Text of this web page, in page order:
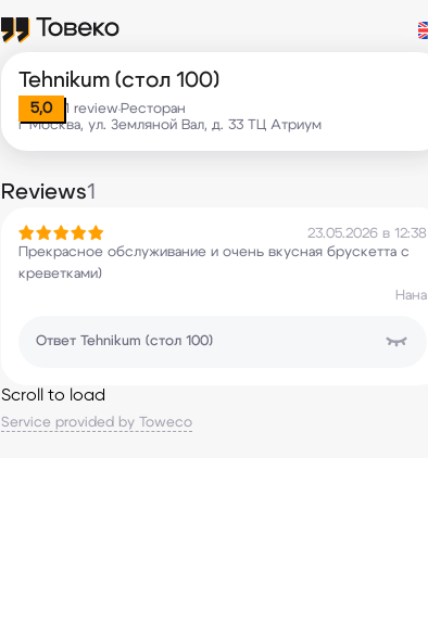
Tehnikum (стол 100)
5,0 1 review•Ресторан
г Москва, ул. Земляной Вал, д. 33 ТЦ Атриум
Reviews1
23.05.2026 в 12:38
Прекрасное обслуживание и очень вкусная брускетта с
креветками)
Нана
Ответ Tehnikum (стол 100)
Scroll to load
Service provided by Toweco